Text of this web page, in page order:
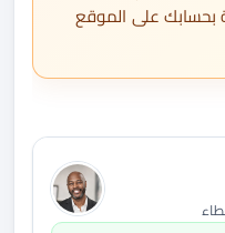
بحسابك على الموقع